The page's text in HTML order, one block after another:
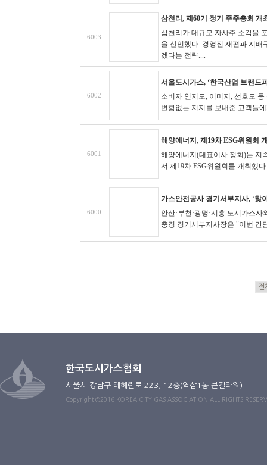
6003
삼천리, 제60기 정기 주주총회 개
삼천리가 대규모 자사주 소각을
을 선언했다. 경영진 재편과 지배
겠다는 전략....
6002
서울도시가스, ‘한국산업 브랜드
소비자 인지도, 이미지, 선호도
변함없는 지지를 보내준 고객들
6001
해양에너지, 제19차 ESG위원회
해양에너지(대표이사 정회)는 지
서 제19차 ESG위원회를 개최했
6000
가스안전공사 경기서부지사, ‘찾
안산·부천·광명·시흥 도시가스
충경 경기서부지사장은 "이번 간
한국도시가스협회
서울시 강남구 테헤란로 223, 12층(역삼1동 큰길타워)
Copyright ©2016 KOREA CITY GAS ASSOCIATION ALL RIGHTS